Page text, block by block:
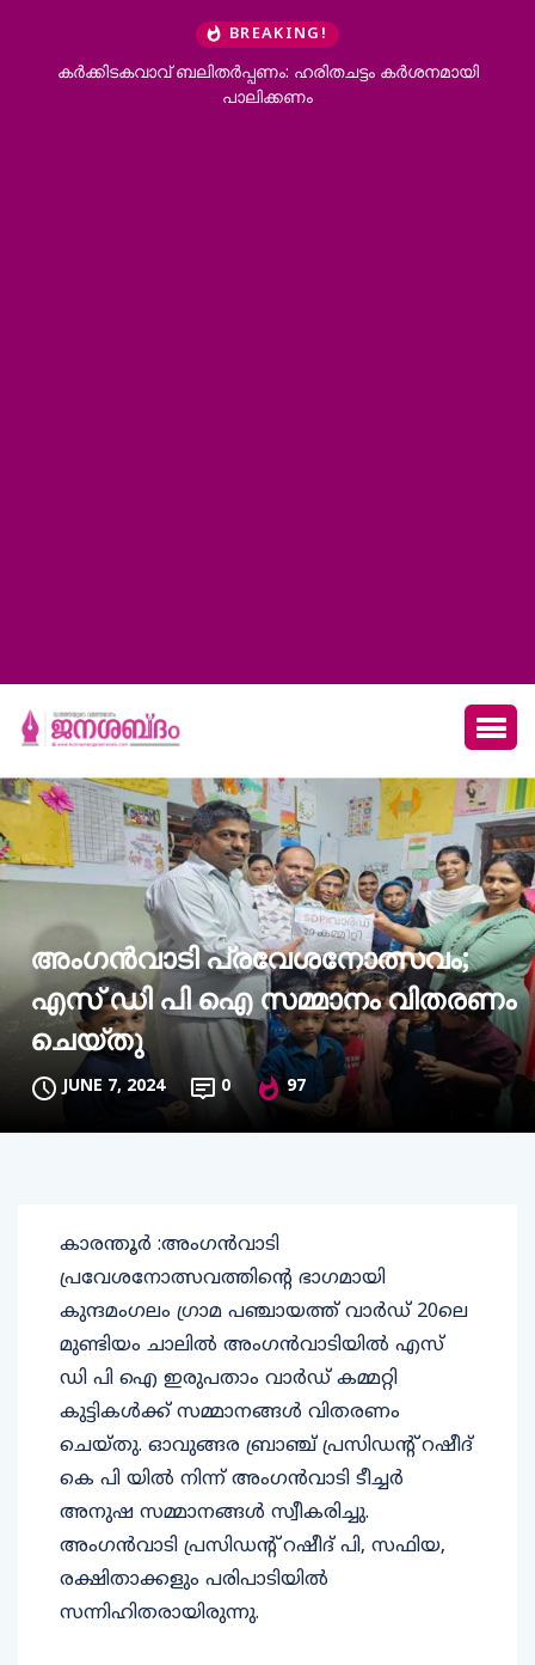
BREAKING!
കര്‍ക്കിടകവാവ് ബലിതര്‍പ്പണം: ഹരിതചട്ടം കര്‍ശനമായി
പാലിക്കണം
അംഗന്‍വാടി പ്രവേശനോത്സവം;
എസ് ഡി പി ഐ സമ്മാനം വിതരണം
ചെയ്തു
JUNE 7, 2024 0 97
കാരന്തൂര്‍ :അംഗന്‍വാടി
പ്രവേശനോത്സവത്തിന്റെ ഭാഗമായി
കുന്ദമംഗലം ഗ്രാമ പഞ്ചായത്ത് വാര്‍ഡ് 20ലെ
മുണ്ടിയം ചാലില്‍ അംഗന്‍വാടിയില്‍ എസ്
ഡി പി ഐ ഇരുപതാം വാര്‍ഡ് കമ്മറ്റി
കുട്ടികള്‍ക്ക് സമ്മാനങ്ങള്‍ വിതരണം
ചെയ്തു. ഓവുങ്ങര ബ്രാഞ്ച് പ്രസിഡന്റ് റഷീദ്
കെ പി യില്‍ നിന്ന് അംഗന്‍വാടി ടീച്ചര്‍
അനുഷ സമ്മാനങ്ങള്‍ സ്വീകരിച്ചു.
അംഗന്‍വാടി പ്രസിഡന്റ് റഷീദ് പി, സഫിയ,
രക്ഷിതാക്കളും പരിപാടിയില്‍
സന്നിഹിതരായിരുന്നു.